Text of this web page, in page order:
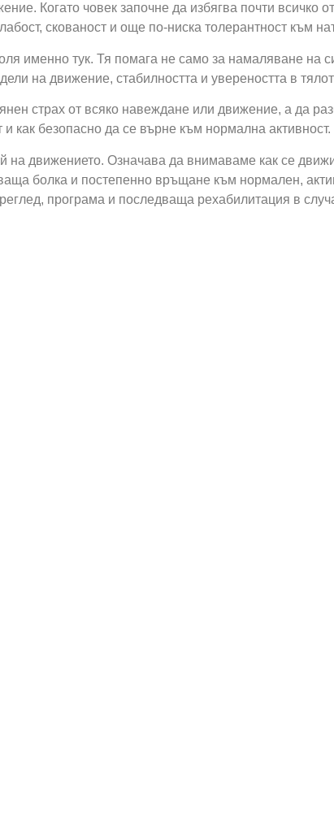
Когато човек започне да избягва почти всичко
скованост и още по-ниска толерантност към
именно тук. Тя помага не само за намаляване на
на движение, стабилността и увереността в
страх от всяко навеждане или движение, а да
как безопасно да се върне към нормална активност.
на движението. Означава да внимаваме как се
болка и постепенно връщане към нормален,
програма и последваща рехабилитация в